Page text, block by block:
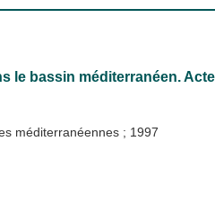
le bassin méditerranéen.
méditerranéennes ; 1997